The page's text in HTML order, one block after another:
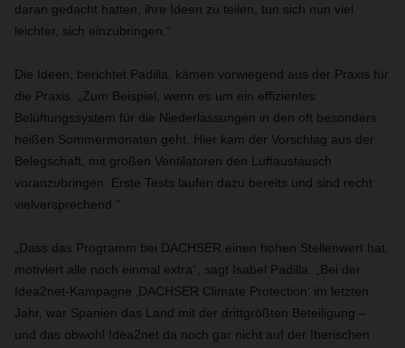
daran gedacht hatten, ihre Ideen zu teilen, tun sich nun viel
leichter, sich einzubringen.“
Die Ideen, berichtet Padilla, kämen vorwiegend aus der Praxis für
die Praxis. „Zum Beispiel, wenn es um ein effizientes
Belüftungssystem für die Niederlassungen in den oft besonders
heißen Sommermonaten geht. Hier kam der Vorschlag aus der
Belegschaft, mit großen Ventilatoren den Luftaustausch
voranzubringen. Erste Tests laufen dazu bereits und sind recht
vielversprechend.“
„Dass das Programm bei DACHSER einen hohen Stellenwert hat,
motiviert alle noch einmal extra“, sagt Isabel Padilla. „Bei der
Idea2net-Kampagne ‚DACHSER Climate Protection‘ im letzten
Jahr, war Spanien das Land mit der drittgrößten Beteiligung –
und das obwohl Idea2net da noch gar nicht auf der Iberischen